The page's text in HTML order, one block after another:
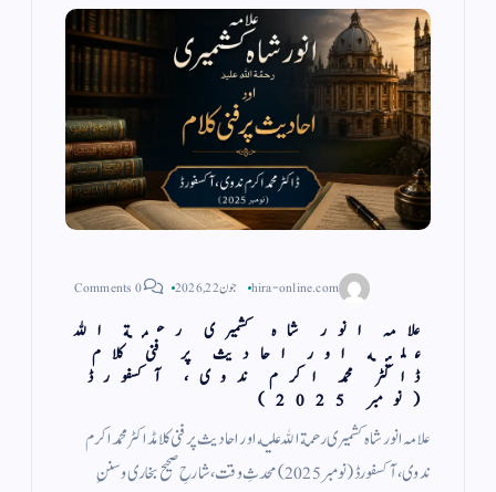
hira-online.com جون 22, 2026 0 Comments
علامہ انور شاہ کشمیری رحمة الله
عليه اور احادیث پر فنی کلام
ڈاکٹر محمد اکرم ندوی، آكسفورڈ
(نومبر 2025)
علامہ انور شاہ کشمیری رحمة الله عليه اور احادیث پر فنی کلامڈاکٹر محمد اکرم
ندوی، آكسفورڈ (نومبر 2025) محدثِ وقت، شارحِ صحیح بخاری وسننِ